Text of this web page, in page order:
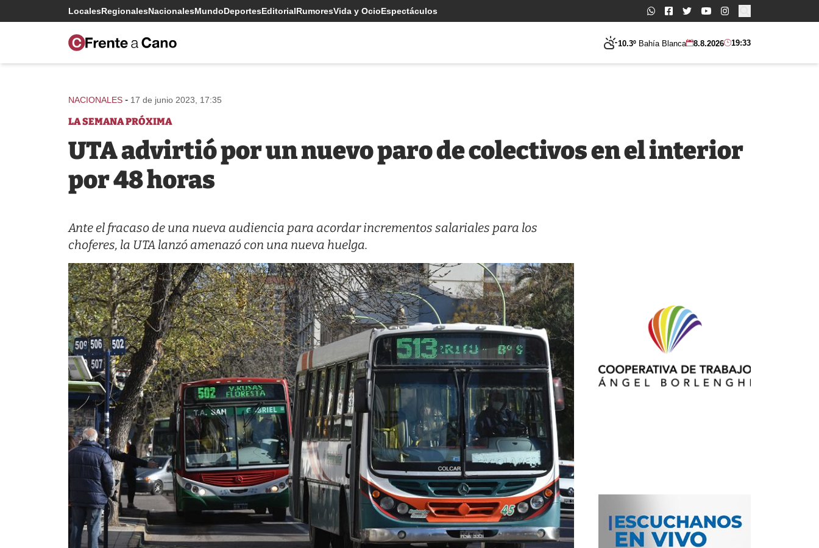
LocalesRegionalesNacionalesMundoDeportesEditorialRumoresVida y OcioEspectáculos Buscar:
10.3º Bahía Blanca 8.8.2026 19:33
NACIONALES - 17 de junio 2023, 17:35
LA SEMANA PRÓXIMA
UTA advirtió por un nuevo paro de colectivos en el interior
por 48 horas
Ante el fracaso de una nueva audiencia para acordar incrementos salariales para los
choferes, la UTA lanzó amenazó con una nueva huelga.